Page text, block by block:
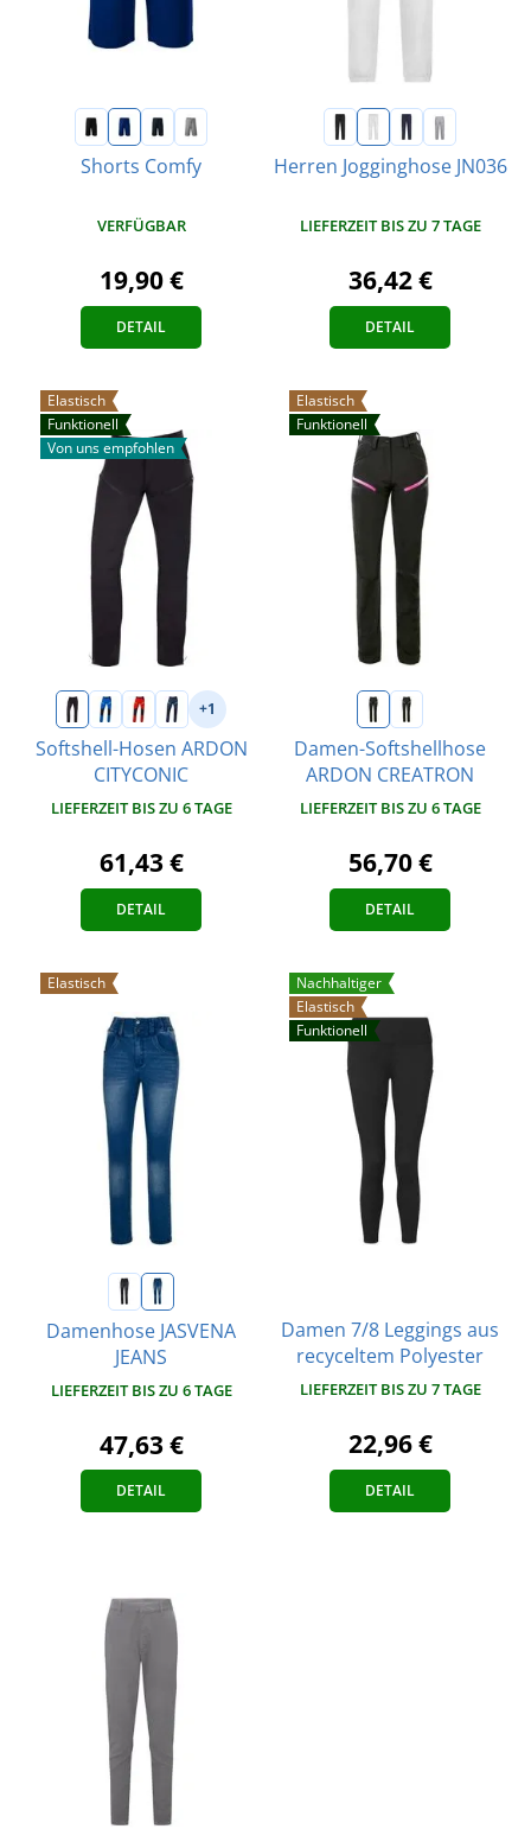
Shorts Comfy
VERFÜGBAR
19,90 €
DETAIL
Herren Jogginghose JN036
LIEFERZEIT BIS ZU 7 TAGE
36,42 €
DETAIL
Elastisch
Funktionell
Von uns empfohlen
+1
Softshell-Hosen ARDON
CITYCONIC
LIEFERZEIT BIS ZU 6 TAGE
61,43 €
DETAIL
Elastisch
Funktionell
Damen-Softshellhose
ARDON CREATRON
LIEFERZEIT BIS ZU 6 TAGE
56,70 €
DETAIL
Elastisch
Damenhose JASVENA
JEANS
LIEFERZEIT BIS ZU 6 TAGE
47,63 €
DETAIL
Nachhaltiger
Elastisch
Funktionell
Damen 7/8 Leggings aus
recyceltem Polyester
LIEFERZEIT BIS ZU 7 TAGE
22,96 €
DETAIL